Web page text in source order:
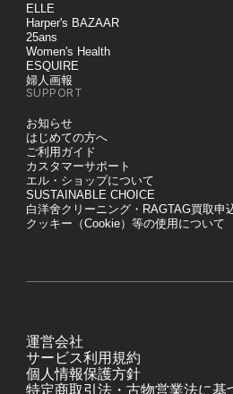
ELLE
Harper's BAZAAR
25ans
Women's Health
ESQUIRE
婦人画報
SUPPORT
お知らせ
はじめての方へ
ご利用ガイド
カスタマーサポート
エル・ショップについて
SUSTAINABLE CHOICE
白洋舍クリーニング・RAGTAG買取申
クッキー（Cookie）等の使用について
運営会社
サービス利用規約
個人情報保護方針
特定商取引法・古物営業法に基